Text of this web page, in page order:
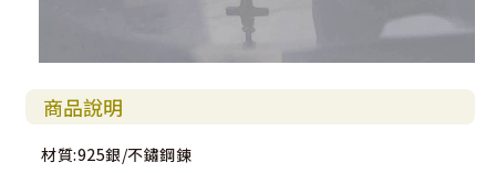
商品說明
材質:925銀/不鏽鋼鍊